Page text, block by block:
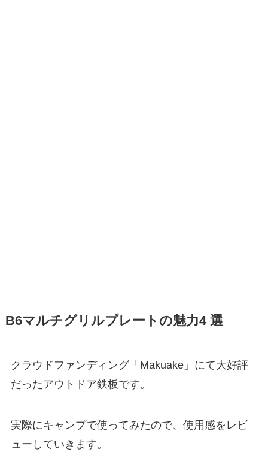
B6マルチグリルプレートの魅力4 選
クラウドファンディング「Makuake」にて大好評
だったアウトドア鉄板です。
実際にキャンプで使ってみたので、使用感をレビ
ューしていきます。